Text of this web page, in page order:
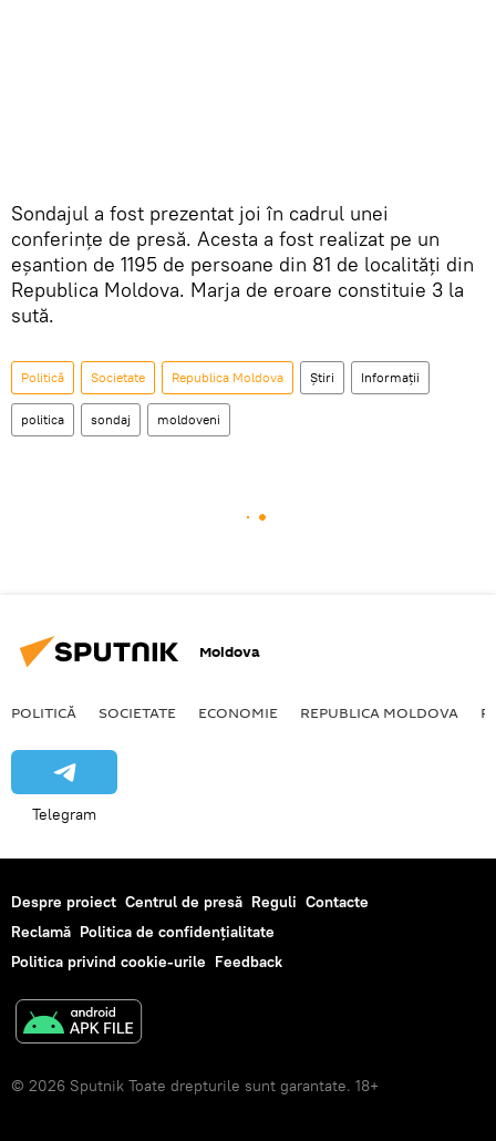
Sondajul a fost prezentat joi în cadrul unei
conferințe de presă. Acesta a fost realizat pe un
eșantion de 1195 de persoane din 81 de localități din
Republica Moldova. Marja de eroare constituie 3 la
sută.
Politică Societate Republica Moldova Știri Informații
politica sondaj moldoveni
Moldova
POLITICĂ SOCIETATE ECONOMIE REPUBLICA MOLDOVA
Telegram
Despre proiect Centrul de presă Reguli Contacte
Reclamă Politica de confidențialitate
Politica privind cookie-urile Feedback
© 2026 Sputnik Toate drepturile sunt garantate. 18+